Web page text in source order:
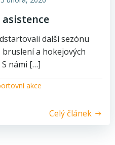
další sezónu
a hokejových
S námi […]
akce
Celý článek